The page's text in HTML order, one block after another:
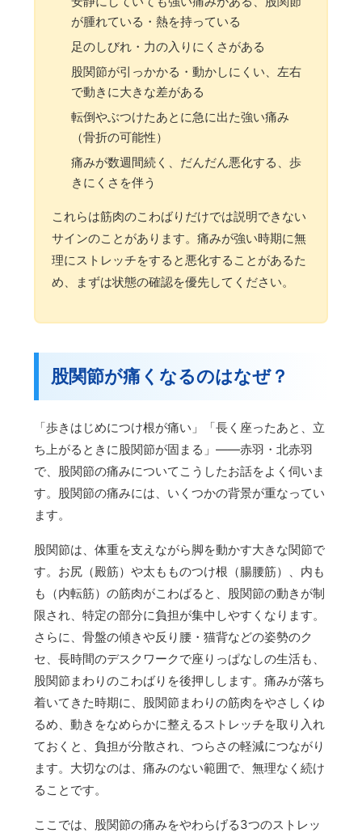
が腫れている・熱を持っている
足のしびれ・力の入りにくさがある
股関節が引っかかる・動かしにくい、左右
で動きに大きな差がある
転倒やぶつけたあとに急に出た強い痛み
（骨折の可能性）
痛みが数週間続く、だんだん悪化する、歩
きにくさを伴う
これらは筋肉のこわばりだけでは説明できない
サインのことがあります。痛みが強い時期に無
理にストレッチをすると悪化することがあるた
め、まずは状態の確認を優先してください。
股関節が痛くなるのはなぜ？
「歩きはじめにつけ根が痛い」「長く座ったあと、立
ち上がるときに股関節が固まる」——赤羽・北赤羽
で、股関節の痛みについてこうしたお話をよく伺いま
す。股関節の痛みには、いくつかの背景が重なってい
ます。
股関節は、体重を支えながら脚を動かす大きな関節で
す。お尻（殿筋）や太もものつけ根（腸腰筋）、内も
も（内転筋）の筋肉がこわばると、股関節の動きが制
限され、特定の部分に負担が集中しやすくなります。
さらに、骨盤の傾きや反り腰・猫背などの姿勢のク
セ、長時間のデスクワークで座りっぱなしの生活も、
股関節まわりのこわばりを後押しします。痛みが落ち
着いてきた時期に、股関節まわりの筋肉をやさしくゆ
るめ、動きをなめらかに整えるストレッチを取り入れ
ておくと、負担が分散され、つらさの軽減につながり
ます。大切なのは、痛みのない範囲で、無理なく続け
ることです。
ここでは、股関節の痛みをやわらげる3つのストレッ